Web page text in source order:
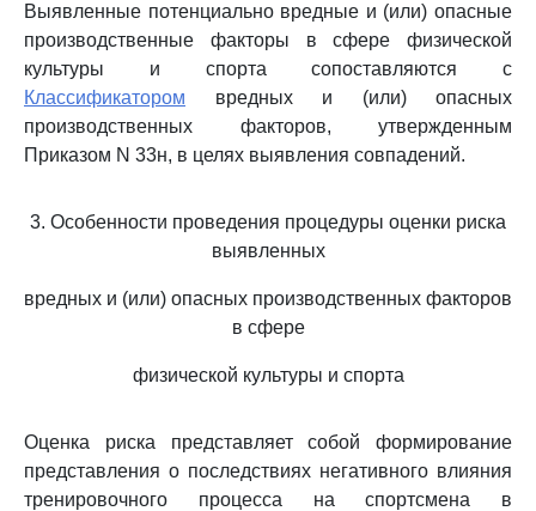
Выявленные потенциально вредные и (или) опасные
производственные факторы в сфере физической
культуры и спорта сопоставляются с
Классификатором вредных и (или) опасных
производственных факторов, утвержденным
Приказом N 33н, в целях выявления совпадений.
3. Особенности проведения процедуры оценки риска
выявленных
вредных и (или) опасных производственных факторов
в сфере
физической культуры и спорта
Оценка риска представляет собой формирование
представления о последствиях негативного влияния
тренировочного процесса на спортсмена в